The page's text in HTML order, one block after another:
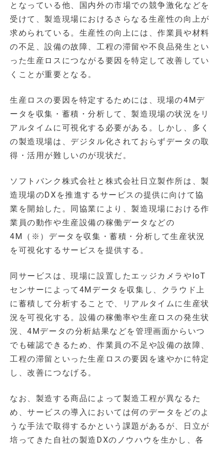
となっている他、国内外の市場での競争激化などを
受けて、製造現場におけるさらなる生産性の向上が
求められている。生産性の向上には、作業員や材料
の不足、設備の故障、工程の滞留や不良品発生とい
った生産ロスにつながる要因を特定して改善してい
くことが重要となる。
生産ロスの要因を特定するためには、現場の4Mデ
ータを収集・蓄積・分析して、製造現場の状況をリ
アルタイムに可視化する必要がある。しかし、多く
の製造現場は、デジタル化されておらずデータの取
得・活用が難しいのが現状だ。
ソフトバンク株式会社と株式会社日立製作所は、製
造現場のDXを推進するサービスの提供に向けて協
業を開始した。同協業により、製造現場における作
業員の動作や生産設備の稼働データなどの
4M（※）データを収集・蓄積・分析して生産状況
を可視化するサービスを提供する。
同サービスは、現場に設置したエッジカメラやIoT
センサーによって4Mデータを収集し、クラウド上
に蓄積して分析することで、リアルタイムに生産状
況を可視化する。設備の稼働率や生産ロスの発生状
況、4Mデータの分析結果などを管理画面からいつ
でも確認できるため、作業員の不足や設備の故障、
工程の滞留といった生産ロスの要因を速やかに特定
し、改善につなげる。
なお、製造する商品によって製造工程が異なるた
め、サービスの導入においては何のデータをどのよ
うな手法で取得するかという課題があるが、日立が
培ってきた自社の製造DXのノウハウを生かし、各